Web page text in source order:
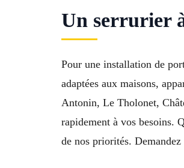
Un serrurier
Pour une installation de
adaptées aux maisons,
Antonin, Le Tholonet,
rapidement à vos besoins.
de nos priorités.